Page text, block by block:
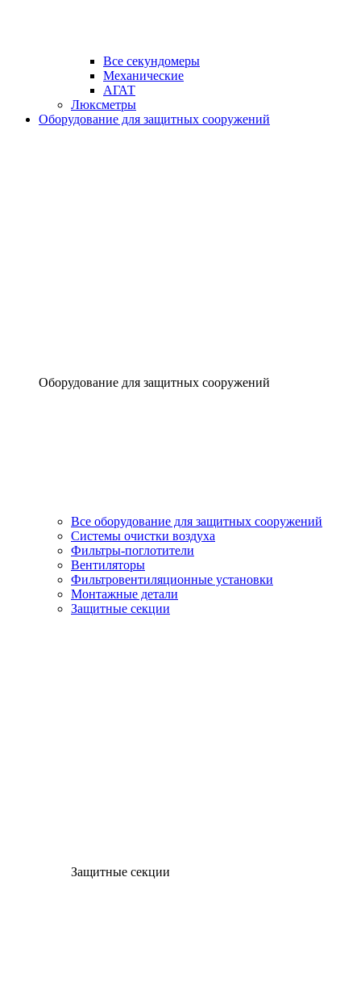
Все секундомеры
Механические
АГАТ
Люксметры
Оборудование для защитных сооружений
Оборудование для защитных сооружений
Все оборудование для защитных сооружений
Системы очистки воздуха
Фильтры-поглотители
Вентиляторы
Фильтровентиляционные установки
Монтажные детали
Защитные секции
Защитные секции